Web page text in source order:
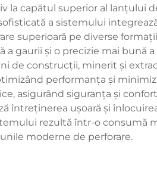
la capătul superior al lanțului
a sistemului
superioară pe diverse formații
gaurii și o precizie mai bună a
de construcții, minerit și
performanța și
asigurând siguranța și
întreținerea ușoară și
rezultă într-o consumă
moderne de perforare.